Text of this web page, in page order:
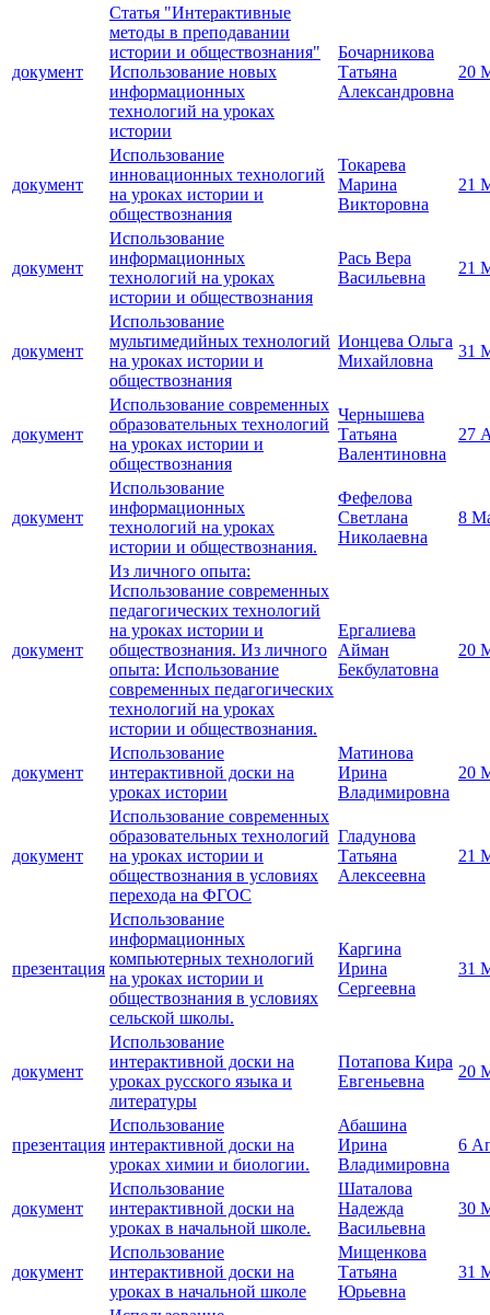
документ
Статья "Интерактивные
методы в преподавании
истории и обществознания"
Использование новых
информационных
технологий на уроках
истории
Бочарникова
Татьяна
Александровна
20
документ
Использование
инновационных технологий
на уроках истории и
обществознания
Токарева
Марина
Викторовна
21
документ
Использование
информационных
технологий на уроках
истории и обществознания
Рась Вера
Васильевна
21
документ
Использование
мультимедийных технологий
на уроках истории и
обществознания
Ионцева Ольга
Михайловна
31
документ
Использование современных
образовательных технологий
на уроках истории и
обществознания
Чернышева
Татьяна
Валентиновна
27
документ
Использование
информационных
технологий на уроках
истории и обществознания.
Фефелова
Светлана
Николаевна
8
документ
Из личного опыта:
Использование современных
педагогических технологий
на уроках истории и
обществознания. Из личного
опыта: Использование
современных педагогических
технологий на уроках
истории и обществознания.
Ергалиева
Айман
Бекбулатовна
20
документ
Использование
интерактивной доски на
уроках истории
Матинова
Ирина
Владимировна
20
документ
Использование современных
образовательных технологий
на уроках истории и
обществознания в условиях
перехода на ФГОС
Гладунова
Татьяна
Алексеевна
21
презентация
Использование
информационных
компьютерных технологий
на уроках истории и
обществознания в условиях
сельской школы.
Каргина
Ирина
Сергеевна
31
документ
Использование
интерактивной доски на
уроках русского языка и
литературы
Потапова Кира
Евгеньевна
20
презентация
Использование
интерактивной доски на
уроках химии и биологии.
Абашина
Ирина
Владимировна
6
документ
Использование
интерактивной доски на
уроках в начальной школе.
Шаталова
Надежда
Васильевна
30
документ
Использование
интерактивной доски на
уроках в начальной школе
Мищенкова
Татьяна
Юрьевна
31